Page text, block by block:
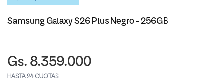
Samsung Galaxy S26 Plus Negro - 256GB
Gs. 8.359.000
HASTA 24 CUOTAS